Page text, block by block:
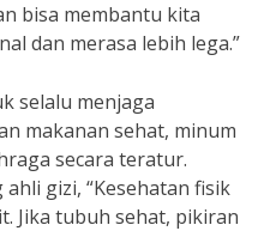
bisa membantu kita
dan merasa lebih lega.”
selalu menjaga
makanan sehat, minum
secara teratur.
gizi, “Kesehatan fisik
Jika tubuh sehat, pikiran